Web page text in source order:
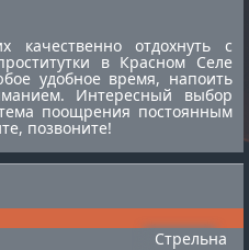
Стрельна
отдохнуть с
в Красном Селе
удобное время, напоить
Интересный выбор
поощрения постоянным
позвоните!